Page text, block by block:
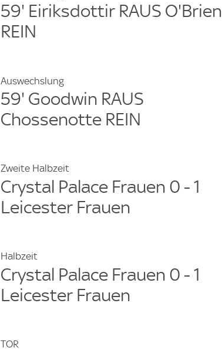
59' Eiriksdottir RAUS O'Brien
REIN
Auswechslung
59' Goodwin RAUS
Chossenotte REIN
Zweite Halbzeit
Crystal Palace Frauen 0 - 1
Leicester Frauen
Halbzeit
Crystal Palace Frauen 0 - 1
Leicester Frauen
TOR